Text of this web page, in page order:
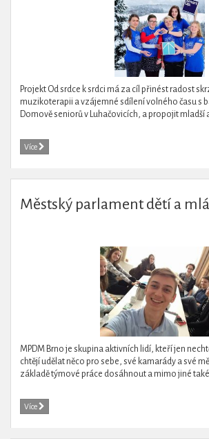
Projekt Od srdce k srdci má za cíl přinést radost
muzikoterapii a vzájemné sdílení volného času s
Domově seniorů v Luhačovicích, a propojit mladší
Více
Městský parlament dětí a
MPDM Brno je skupina aktivních lidí, kteří jen
chtějí udělat něco pro sebe, své kamarády a své
základě týmové práce dosáhnout a mimo jiné
Více